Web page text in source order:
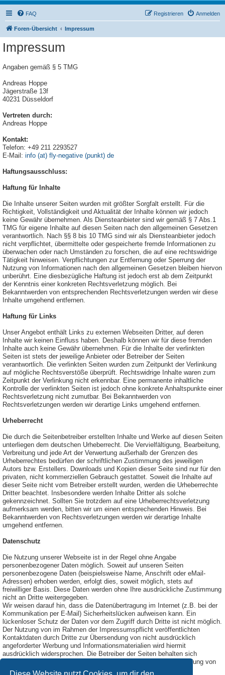
FAQ Anmelden
Registrieren
Foren-Übersicht Impressum
Impressum
Angaben gemäß § 5 TMG
Andreas Hoppe
Jägerstraße 13f
40231 Düsseldorf
Vertreten durch:
Andreas Hoppe
Kontakt:
Telefon: +49 211 2293527
E-Mail: info (at) fly-negative (punkt) de
Haftungsausschluss:
Haftung für Inhalte
Die Inhalte unserer Seiten wurden mit größter Sorgfalt erstellt. Für die
Richtigkeit, Vollständigkeit und Aktualität der Inhalte können wir jedoch
keine Gewähr übernehmen. Als Diensteanbieter sind wir gemäß § 7 Abs.1
TMG für eigene Inhalte auf diesen Seiten nach den allgemeinen Gesetzen
verantwortlich. Nach §§ 8 bis 10 TMG sind wir als Diensteanbieter jedoch
nicht verpflichtet, übermittelte oder gespeicherte fremde Informationen zu
überwachen oder nach Umständen zu forschen, die auf eine rechtswidrige
Tätigkeit hinweisen. Verpflichtungen zur Entfernung oder Sperrung der
Nutzung von Informationen nach den allgemeinen Gesetzen bleiben hiervon
unberührt. Eine diesbezügliche Haftung ist jedoch erst ab dem Zeitpunkt
der Kenntnis einer konkreten Rechtsverletzung möglich. Bei
Bekanntwerden von entsprechenden Rechtsverletzungen werden wir diese
Inhalte umgehend entfernen.
Haftung für Links
Unser Angebot enthält Links zu externen Webseiten Dritter, auf deren
Inhalte wir keinen Einfluss haben. Deshalb können wir für diese fremden
Inhalte auch keine Gewähr übernehmen. Für die Inhalte der verlinkten
Seiten ist stets der jeweilige Anbieter oder Betreiber der Seiten
verantwortlich. Die verlinkten Seiten wurden zum Zeitpunkt der Verlinkung
auf mögliche Rechtsverstöße überprüft. Rechtswidrige Inhalte waren zum
Zeitpunkt der Verlinkung nicht erkennbar. Eine permanente inhaltliche
Kontrolle der verlinkten Seiten ist jedoch ohne konkrete Anhaltspunkte einer
Rechtsverletzung nicht zumutbar. Bei Bekanntwerden von
Rechtsverletzungen werden wir derartige Links umgehend entfernen.
Urheberrecht
Die durch die Seitenbetreiber erstellten Inhalte und Werke auf diesen Seiten
unterliegen dem deutschen Urheberrecht. Die Vervielfältigung, Bearbeitung,
Verbreitung und jede Art der Verwertung außerhalb der Grenzen des
Urheberrechtes bedürfen der schriftlichen Zustimmung des jeweiligen
Autors bzw. Erstellers. Downloads und Kopien dieser Seite sind nur für den
privaten, nicht kommerziellen Gebrauch gestattet. Soweit die Inhalte auf
dieser Seite nicht vom Betreiber erstellt wurden, werden die Urheberrechte
Dritter beachtet. Insbesondere werden Inhalte Dritter als solche
gekennzeichnet. Sollten Sie trotzdem auf eine Urheberrechtsverletzung
aufmerksam werden, bitten wir um einen entsprechenden Hinweis. Bei
Bekanntwerden von Rechtsverletzungen werden wir derartige Inhalte
umgehend entfernen.
Datenschutz
Die Nutzung unserer Webseite ist in der Regel ohne Angabe
personenbezogener Daten möglich. Soweit auf unseren Seiten
personenbezogene Daten (beispielsweise Name, Anschrift oder eMail-
Adressen) erhoben werden, erfolgt dies, soweit möglich, stets auf
freiwilliger Basis. Diese Daten werden ohne Ihre ausdrückliche Zustimmung
nicht an Dritte weitergegeben.
Wir weisen darauf hin, dass die Datenübertragung im Internet (z.B. bei der
Kommunikation per E-Mail) Sicherheitslücken aufweisen kann. Ein
lückenloser Schutz der Daten vor dem Zugriff durch Dritte ist nicht möglich.
Der Nutzung von im Rahmen der Impressumspflicht veröffentlichten
Kontaktdaten durch Dritte zur Übersendung von nicht ausdrücklich
angeforderter Werbung und Informationsmaterialien wird hiermit
ausdrücklich widersprochen. Die Betreiber der Seiten behalten sich
ausdrücklich rechtliche Schritte im Falle der unverlangten Zusendung von
Werbeinformationen, etwa durch Spam-Mails, vor.